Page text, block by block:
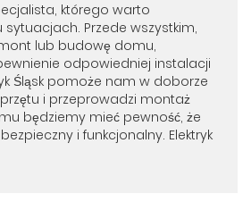
którego warto
sytuacjach. Przede wszystkim,
lub budowę domu,
odpowiedniej instalacji
Śląsk pomoże nam w doborze
i przeprowadzi montaż
będziemy mieć pewność, że
i funkcjonalny. Elektryk